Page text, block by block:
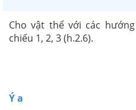
Cho vật thể với các
chiếu 1, 2, 3 (h.2.6).
Ý a